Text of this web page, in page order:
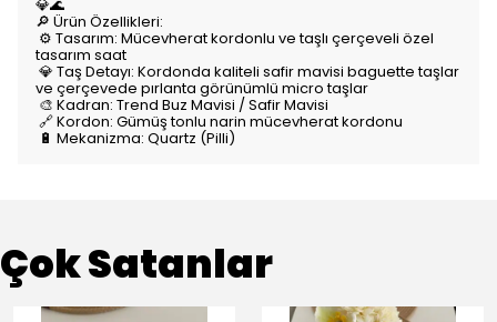
💎🌊
🔎 Ürün Özellikleri:
⚙️ Tasarım: Mücevherat kordonlu ve taşlı çerçeveli özel
tasarım saat
💎 Taş Detayı: Kordonda kaliteli safir mavisi baguette taşlar
ve çerçevede pırlanta görünümlü micro taşlar
🎨 Kadran: Trend Buz Mavisi / Safir Mavisi
🔗 Kordon: Gümüş tonlu narin mücevherat kordonu
🔋 Mekanizma: Quartz (Pilli)
Çok Satanlar